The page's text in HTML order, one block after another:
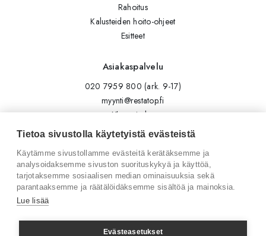
Rahoitus
Kalusteiden hoito-ohjeet
Esitteet
Asiakaspalvelu
020 7959 800 (ark. 9-17)
myynti@restatop.fi
Yhteystiedot
Lähetä viesti
Seuraa meitä
Tilaa uutiskirje
Facebook
Tietoa sivustolla käytetyistä evästeistä
Käytämme sivustollamme evästeitä kerätäksemme ja
analysoidaksemme sivuston suorituskykyä ja käyttöä,
tarjotaksemme sosiaalisen median ominaisuuksia sekä
parantaaksemme ja räätälöidäksemme sisältöä ja mainoksia.
Lue lisää
Evästeasetukset